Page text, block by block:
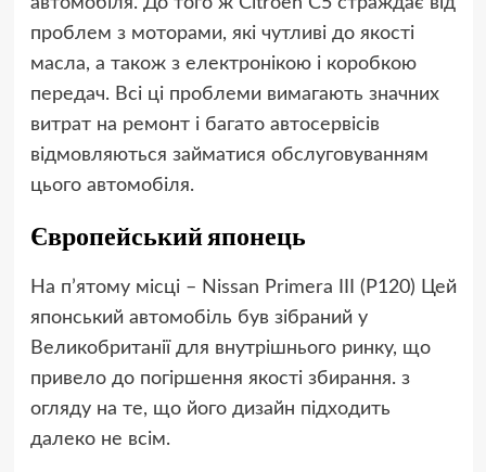
проблем з моторами, які чутливі до якості
масла, а також з електронікою і коробкою
передач. Всі ці проблеми вимагають значних
витрат на ремонт і багато автосервісів
відмовляються займатися обслуговуванням
цього автомобіля.
Європейський японець
На п’ятому місці – Nissan Primera III (P120) Цей
японський автомобіль був зібраний у
Великобританії для внутрішнього ринку, що
привело до погіршення якості збирання. з
огляду на те, що його дизайн підходить
далеко не всім.